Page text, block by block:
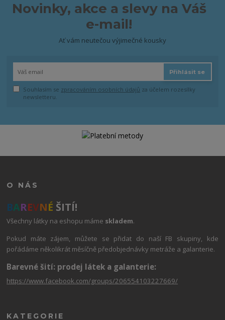
Novinky, akce a slevy na Váš
e-mail!
Ať vám neutečou výjimečné kousky
Přihlásit se
Souhlasím se zpracováním osobních údajů za účelem rozesílky
newsletteru.
O NÁS
BAREVNÉ ŠITÍ!
Všechny látky na eshopu máme skladem.
Pokud máte zájem, můžete se přidat do naší FB skupiny, kde
pořádáme několikrát měsíčně předobjednávky metráže a galanterie.
Barevné šití: prodej látek a galanterie:
https://www.facebook.com/groups/206554103227669/
KATEGORIE